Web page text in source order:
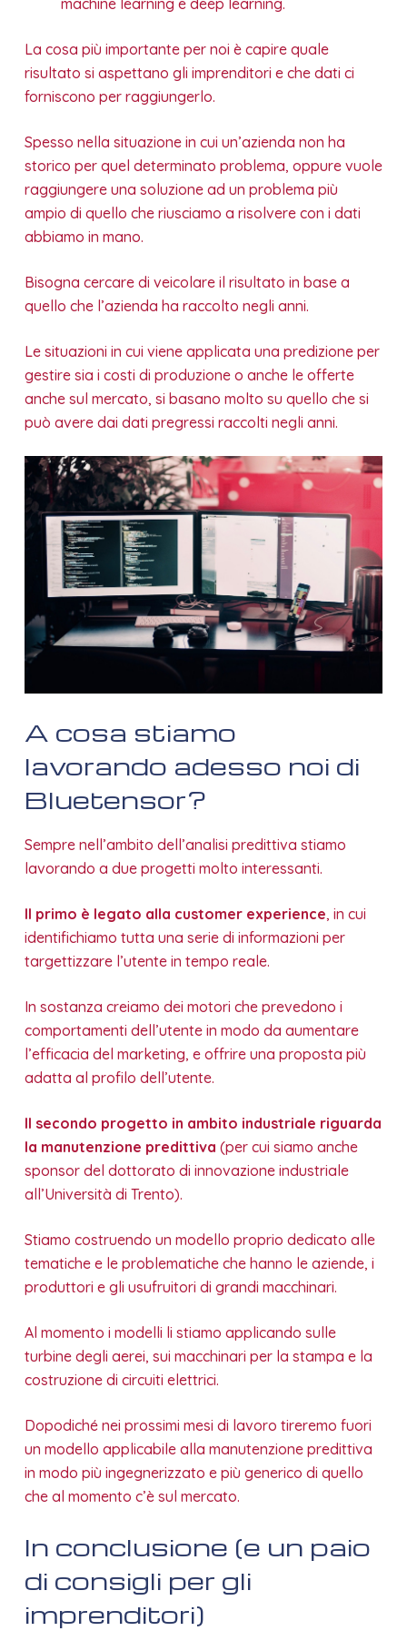
La cosa più importante per noi è capire quale
risultato si aspettano gli imprenditori e che dati ci
forniscono per raggiungerlo.
Spesso nella situazione in cui un’azienda non ha
storico per quel determinato problema, oppure vuole
raggiungere una soluzione ad un problema più
ampio di quello che riusciamo a risolvere con i dati
abbiamo in mano.
Bisogna cercare di veicolare il risultato in base a
quello che l’azienda ha raccolto negli anni.
Le situazioni in cui viene applicata una predizione per
gestire sia i costi di produzione o anche le offerte
anche sul mercato, si basano molto su quello che si
può avere dai dati pregressi raccolti negli anni.
A cosa stiamo
lavorando adesso noi di
Bluetensor?
Sempre nell’ambito dell’analisi predittiva stiamo
lavorando a due progetti molto interessanti.
Il primo è legato alla customer experience, in cui
identifichiamo tutta una serie di informazioni per
targettizzare l’utente in tempo reale.
In sostanza creiamo dei motori che prevedono i
comportamenti dell’utente in modo da aumentare
l’efficacia del marketing, e offrire una proposta più
adatta al profilo dell’utente.
Il secondo progetto in ambito industriale riguarda
la manutenzione predittiva (per cui siamo anche
sponsor del dottorato di innovazione industriale
all’Università di Trento).
Stiamo costruendo un modello proprio dedicato alle
tematiche e le problematiche che hanno le aziende, i
produttori e gli usufruitori di grandi macchinari.
Al momento i modelli li stiamo applicando sulle
turbine degli aerei, sui macchinari per la stampa e la
costruzione di circuiti elettrici.
Dopodiché nei prossimi mesi di lavoro tireremo fuori
un modello applicabile alla manutenzione predittiva
in modo più ingegnerizzato e più generico di quello
che al momento c’è sul mercato.
In conclusione (e un paio
di consigli per gli
imprenditori)